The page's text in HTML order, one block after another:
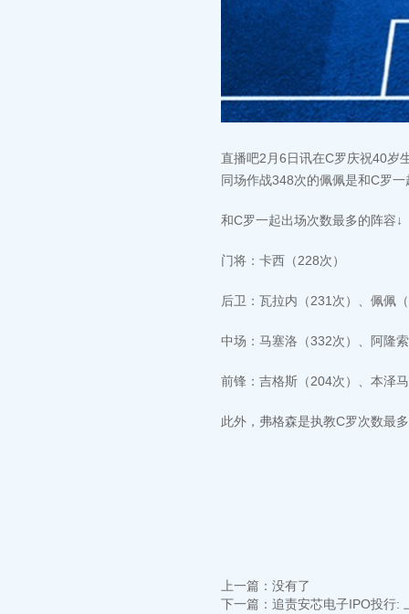
直播吧2月6日讯在C罗庆祝40岁
同场作战348次的佩佩是和C罗
和C罗一起出场次数最多的阵容↓
门将：卡西（228次）
后卫：瓦拉内（231次）、佩佩
中场：马塞洛（332次）、阿隆
前锋：吉格斯（204次）、本泽
此外，弗格森是执教C罗次数最
上一篇：没有了
下一篇： 追责安芯电子IPO投行: